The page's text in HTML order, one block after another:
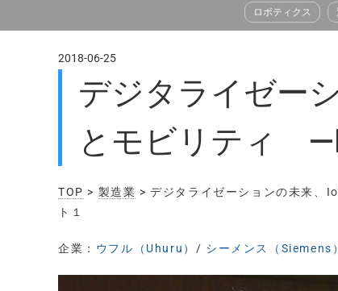
ロボティクス
2018-06-25
デジタライゼー
とモビリティ
TOP > 製造業 > デジタライゼーションの未来
ト１
企業： ウフル（Uhuru） / シーメンス（Siemens）